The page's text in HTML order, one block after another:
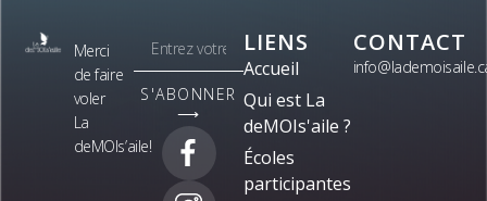
Merci
de faire
voler
La
deMOIs’aile!
S'ABONNER
⟶
LIENS
Accueil
Qui est La
deMOIs'aile ?
Écoles
participantes
CONTACT